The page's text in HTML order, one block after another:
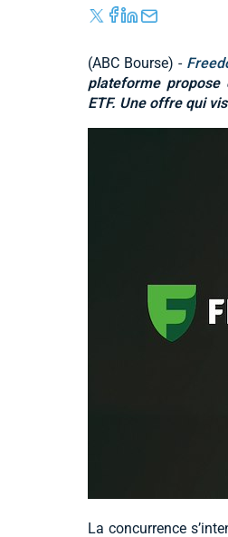
(ABC Bourse) -
plateforme propose
ETF. Une offre qui
La concurrence